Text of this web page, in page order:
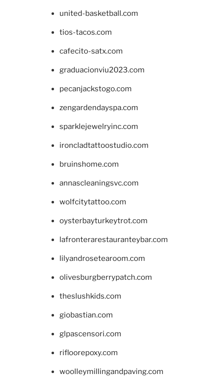
united-basketball.com
tios-tacos.com
cafecito-satx.com
graduacionviu2023.com
pecanjackstogo.com
zengardendayspa.com
sparklejewelryinc.com
ironcladtattoostudio.com
bruinshome.com
annascleaningsvc.com
wolfcitytattoo.com
oysterbayturkeytrot.com
lafronterarestauranteybar.com
lilyandrosetearoom.com
olivesburgberrypatch.com
theslushkids.com
giobastian.com
glpascensori.com
rifloorepoxy.com
woolleymillingandpaving.com